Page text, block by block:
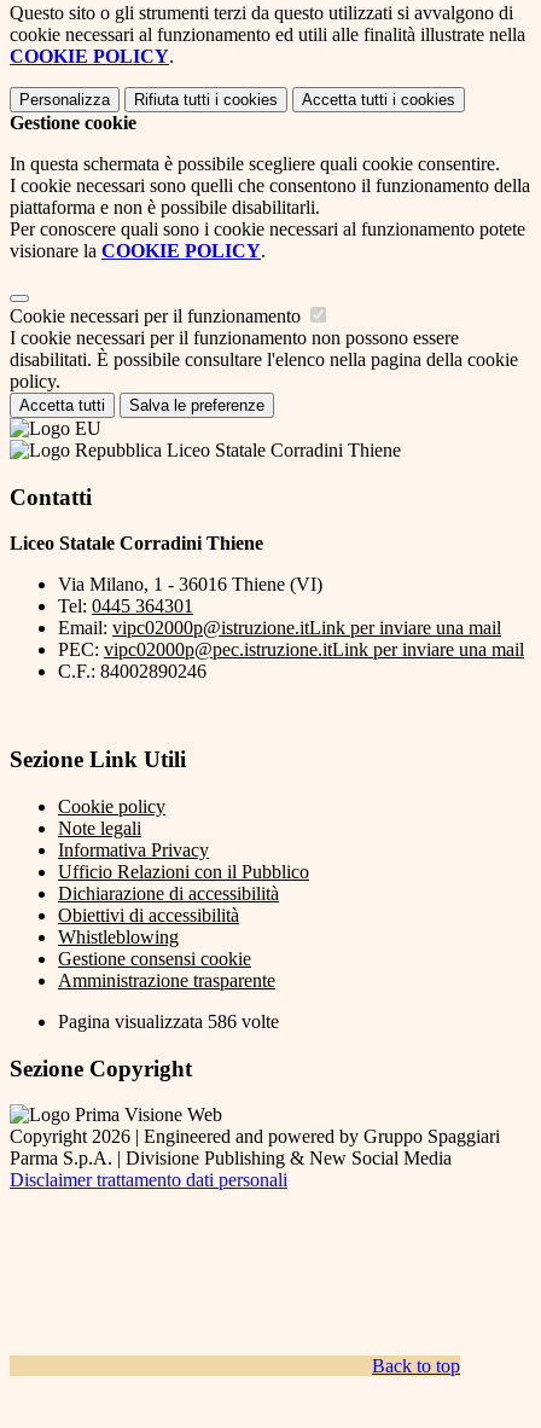
Questo sito o gli strumenti terzi da questo utilizzati si avvalgono di
cookie necessari al funzionamento ed utili alle finalità illustrate nella
COOKIE POLICY.
Personalizza Rifiuta tutti i cookies Accetta tutti i cookies
Gestione cookie
In questa schermata è possibile scegliere quali cookie consentire.
I cookie necessari sono quelli che consentono il funzionamento della
piattaforma e non è possibile disabilitarli.
Per conoscere quali sono i cookie necessari al funzionamento potete
visionare la COOKIE POLICY.
Cookie necessari per il funzionamento
I cookie necessari per il funzionamento non possono essere
disabilitati. È possibile consultare l'elenco nella pagina della cookie
policy.
Accetta tutti Salva le preferenze
Liceo Statale Corradini Thiene
Contatti
Liceo Statale Corradini Thiene
Via Milano, 1 - 36016 Thiene (VI)
Tel: 0445 364301
Email: vipc02000p@istruzione.itLink per inviare una mail
PEC: vipc02000p@pec.istruzione.itLink per inviare una mail
C.F.: 84002890246
Sezione Link Utili
Cookie policy
Note legali
Informativa Privacy
Ufficio Relazioni con il Pubblico
Dichiarazione di accessibilità
Obiettivi di accessibilità
Whistleblowing
Gestione consensi cookie
Amministrazione trasparente
Pagina visualizzata 586 volte
Sezione Copyright
Copyright 2026 | Engineered and powered by Gruppo Spaggiari
Parma S.p.A. | Divisione Publishing & New Social Media
Disclaimer trattamento dati personali
Back to top